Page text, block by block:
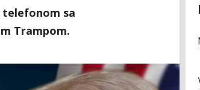
telefonom sa
Trampom.